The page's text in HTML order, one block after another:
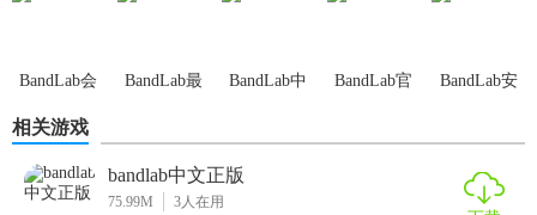
辑工具进行初步处理。
2. 添加音效：从内置音效库中选择合适的预设或自定义效
果，调整音频参数。
BandLab会
BandLab最
BandLab中
BandLab官
BandLab安
相关游戏
bandlab中文正版
75.99M 3 人在用